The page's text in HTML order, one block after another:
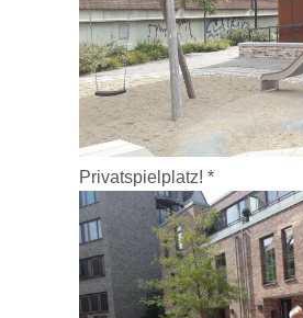
Privatspielplatz! *